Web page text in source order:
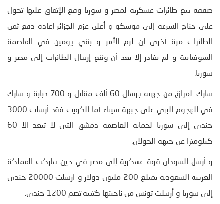
صفقة بيع طائرات عسكرية لمصر و سوريا وقع الإتفاق عليها تحول
على جناح السرعة إلى موسكو و أعلن عزم الجزائر إعادة دفع ثمن
الطائرات مرة أخرى إن لزم الأمر و بقي يومين في العاصمة
السوفياتية و لم يغادر إلا بعد أن وقع إرسال الطائرات إلى مصر و
سوريا.
شارك العراق من جهته بإرسال 60 ألف مقاتل و 700 دبابة و شارك
في الهجوم البري على جبهة سيناء أما الكويت فقد أرسلت 3000
جندي إلى سوريا لحماية العاصمة دمشق التي لا تبعد الا 60
كيلومترا عن جبهة الجولان.
و أرسل السودان قوة عسكرية إلى مصر في حين شاركت المملكة
العربية السعودية بمبلغ 200 مليون دولار و ارسلت 20000 جندي
إلى سوريا و أرسلت تونس من ناحيتها كتيبة تضم 1200 جندي.